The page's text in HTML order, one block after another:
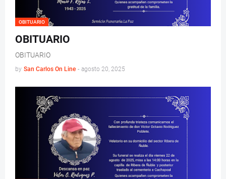
OBITUARIO
OBITUARIO
OBITUARIO
by San Carlos On Line - agosto 20, 2025